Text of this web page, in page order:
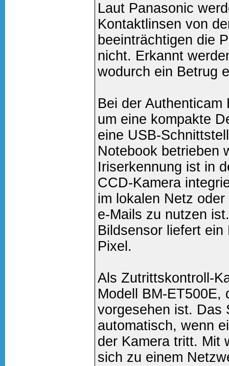
Laut Panasonic
Kontaktlinsen von
beeinträchtigen die
nicht. Erkannt
wodurch ein Betrug
Bei der
um eine kompakte
eine USB-
Notebook betrieben
Iriserkennung ist in
CCD-Kamera
im lokalen Netz
e-Mails zu nutzen
Bildsensor liefert
Pixel.
Als Zutrittskontroll-
Modell BM-ET500E,
vorgesehen ist. Das
automatisch, wenn
der Kamera tritt. Mit
sich zu einem